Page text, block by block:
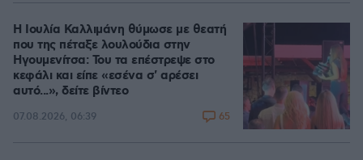
Η Ιουλία Καλλιμάνη θύμωσε με θεατή
που της πέταξε λουλούδια στην
Ηγουμενίτσα: Του τα επέστρεψε στο
κεφάλι και είπε «εσένα σ' αρέσει
αυτό...», δείτε βίντεο
07.08.2026, 06:39 65